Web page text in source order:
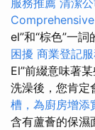
服務推薦 清潔
el”和“棕色”一詞
困擾 商業登記
El”前綴意味著
洗澡後，您肯定
槽，為廚房增添
含有蘆薈的保濕